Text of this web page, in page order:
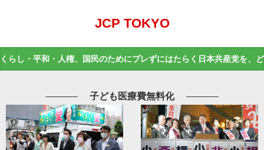
JCP TOKYO
くらし・平和・人権、国民のためにブレずにはたらく日本共産党を、
子ども医療費無料化